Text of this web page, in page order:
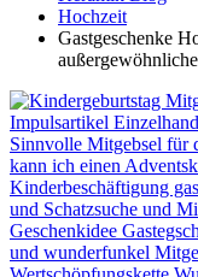
Hochzeit
Gastgeschenke